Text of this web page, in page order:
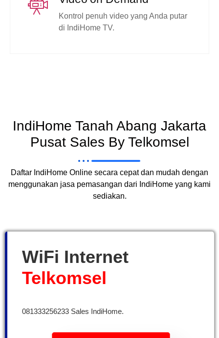
Kontrol penuh video yang Anda putar
di IndiHome TV.
IndiHome Tanah Abang Jakarta
Pusat Sales By Telkomsel
Daftar IndiHome Online secara cepat dan mudah dengan
menggunakan jasa pemasangan dari IndiHome yang kami
sediakan.
WiFi Internet
Telkomsel
081333256233 Sales IndiHome.